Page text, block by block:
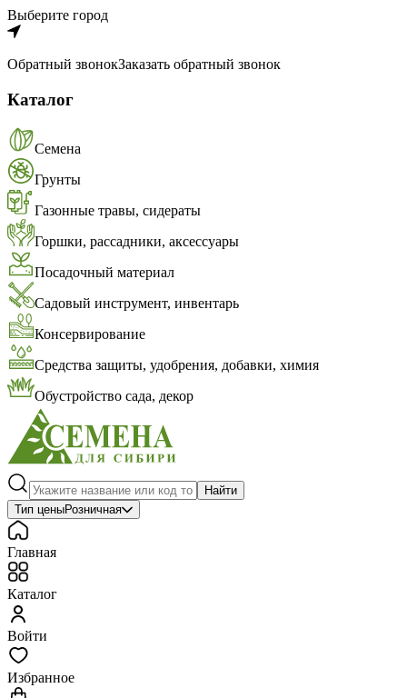
Выберите город
Обратный звонокЗаказать обратный звонок
Каталог
Семена
Грунты
Газонные травы, сидераты
Горшки, рассадники, аксессуары
Посадочный материал
Садовый инструмент, инвентарь
Консервирование
Средства защиты, удобрения, добавки, химия
Обустройство сада, декор
Найти
Тип ценыРозничная
Главная
Каталог
Войти
Избранное